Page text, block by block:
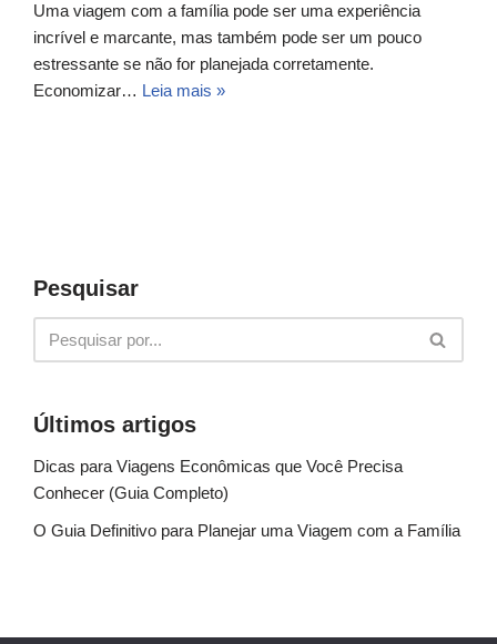
Uma viagem com a família pode ser uma experiência
incrível e marcante, mas também pode ser um pouco
estressante se não for planejada corretamente.
Economizar… Leia mais »
Pesquisar
Últimos artigos
Dicas para Viagens Econômicas que Você Precisa
Conhecer (Guia Completo)
O Guia Definitivo para Planejar uma Viagem com a Família